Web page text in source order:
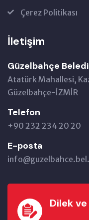
Çerez Politikası
İletişim
Güzelbahçe
Atatürk Mahallesi,
Güzelbahçe-İZMİR
Telefon
+90 232 234 20 20
E-posta
Dilek